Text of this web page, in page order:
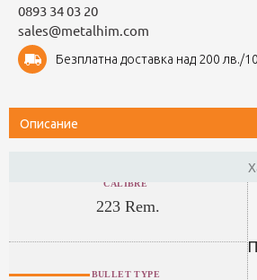
0893 34 03 20
sales@metalhim.com
Безплатна доставка над 200 лв./
Описание
CALIBRE
223 Rem.
BULLET TYPE